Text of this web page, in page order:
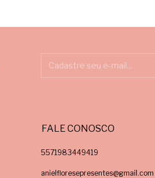
FALE CONOSCO
5571983449419
anielfloresepresentes@gmail.com